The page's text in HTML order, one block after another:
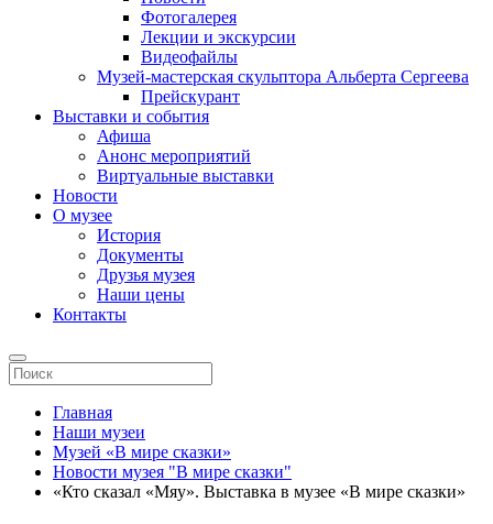
Фотогалерея
Лекции и экскурсии
Видеофайлы
Музей-мастерская скульптора Альберта Сергеева
Прейскурант
Выставки и события
Афиша
Анонс мероприятий
Виртуальные выставки
Новости
О музее
История
Документы
Друзья музея
Наши цены
Контакты
Главная
Наши музеи
Музей «В мире сказки»
Новости музея "В мире сказки"
«Кто сказал «Мяу». Выставка в музее «В мире сказки»